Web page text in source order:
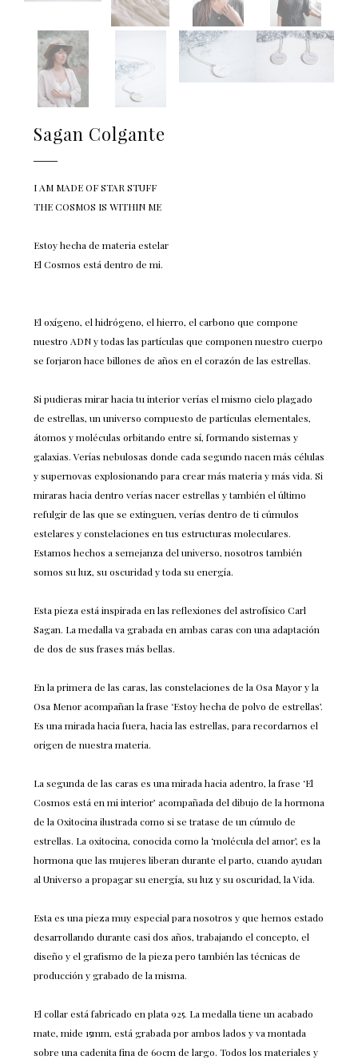
Sagan Colgante
I AM MADE OF STAR STUFF
THE COSMOS IS WITHIN ME
Estoy hecha de materia estelar
El Cosmos está dentro de mi.
El oxígeno, el hidrógeno, el hierro, el carbono que compone
nuestro ADN y todas las partículas que componen nuestro cuerpo
se forjaron hace billones de años en el corazón de las estrellas.
Si pudieras mirar hacia tu interior verías el mismo cielo plagado
de estrellas, un universo compuesto de partículas elementales,
átomos y moléculas orbitando entre sí, formando sistemas y
galaxias. Verías nebulosas donde cada segundo nacen más células
y supernovas explosionando para crear más materia y más vida. Si
miraras hacia dentro verías nacer estrellas y también el último
refulgir de las que se extinguen, verías dentro de ti cúmulos
estelares y constelaciones en tus estructuras moleculares.
Estamos hechos a semejanza del universo, nosotros también
somos su luz, su oscuridad y toda su energía.
Esta pieza está inspirada en las reflexiones del astrofísico Carl
Sagan. La medalla va grabada en ambas caras con una adaptación
de dos de sus frases más bellas.
En la primera de las caras, las constelaciones de la Osa Mayor y la
Osa Menor acompañan la frase ‘Estoy hecha de polvo de estrellas’.
Es una mirada hacia fuera, hacia las estrellas, para recordarnos el
origen de nuestra materia.
La segunda de las caras es una mirada hacia adentro, la frase ‘El
Cosmos está en mi interior’ acompañada del dibujo de la hormona
de la Oxitocina ilustrada como si se tratase de un cúmulo de
estrellas. La oxitocina, conocida como la ‘molécula del amor’, es la
hormona que las mujeres liberan durante el parto, cuando ayudan
al Universo a propagar su energía, su luz y su oscuridad, la Vida.
Esta es una pieza muy especial para nosotros y que hemos estado
desarrollando durante casi dos años, trabajando el concepto, el
diseño y el grafismo de la pieza pero también las técnicas de
producción y grabado de la misma.
El collar está fabricado en plata 925. La medalla tiene un acabado
mate, mide 15mm, está grabada por ambos lados y va montada
sobre una cadenita fina de 60cm de largo. Todos los materiales y